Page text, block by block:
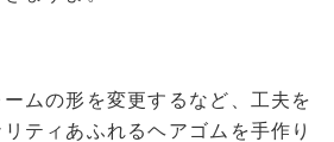
ムの形を変更するなど、工夫を
ティあふれるヘアゴムを手作り